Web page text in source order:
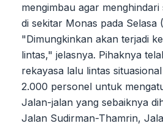
mengimbau agar
di sekitar Monas pada Selasa
"Dimungkinkan akan terjadi
lintas," jelasnya. Pihaknya
rekayasa lalu lintas
2.000 personel untuk
Jalan-jalan yang sebaiknya
Jalan Sudirman-Thamrin,